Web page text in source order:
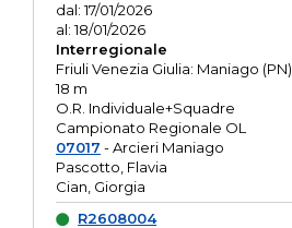
dal: 17/01/2026
al: 18/01/2026
Interregionale
Friuli Venezia Giulia: Maniago (PN)
18 m
O.R. Individuale+Squadre
Campionato Regionale OL
07017 - Arcieri Maniago
Pascotto, Flavia
Cian, Giorgia
R2608004